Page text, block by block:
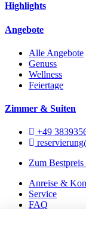
Highlights
Angebote
Alle Angebote
Genuss
Wellness
Feiertage
Zimmer & Suiten
+49
Zum Bestpreis
Anreise &
Service
FAQ